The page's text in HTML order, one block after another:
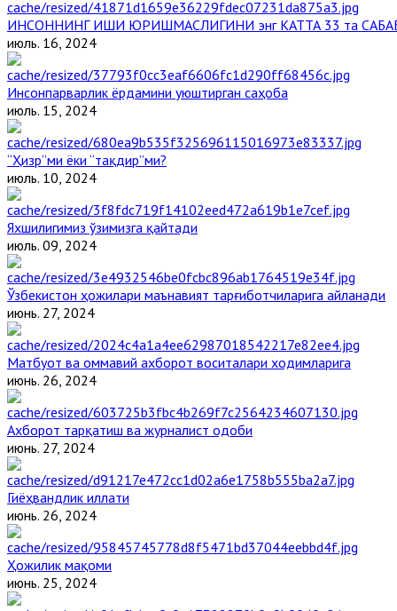
ИНСОННИНГ ИШИ ЮРИШМАСЛИГИНИ энг КАТТА 33 та
июль. 16, 2024
Инсонпарварлик ёрдамини уюштирган саҳоба
июль. 15, 2024
“Ҳизр”ми ёки “тақдир”ми?
июль. 10, 2024
Яхшилигимиз ўзимизга қайтади
июль. 09, 2024
Ўзбекистон ҳожилари маънавият тарғиботчиларига айланади
июнь. 27, 2024
Матбуот ва оммавий ахборот воситалари ходимларига
июнь. 26, 2024
Ахборот тарқатиш ва журналист одоби
июнь. 27, 2024
Гиёҳвандлик иллати
июнь. 26, 2024
Ҳожилик мақоми
июнь. 25, 2024